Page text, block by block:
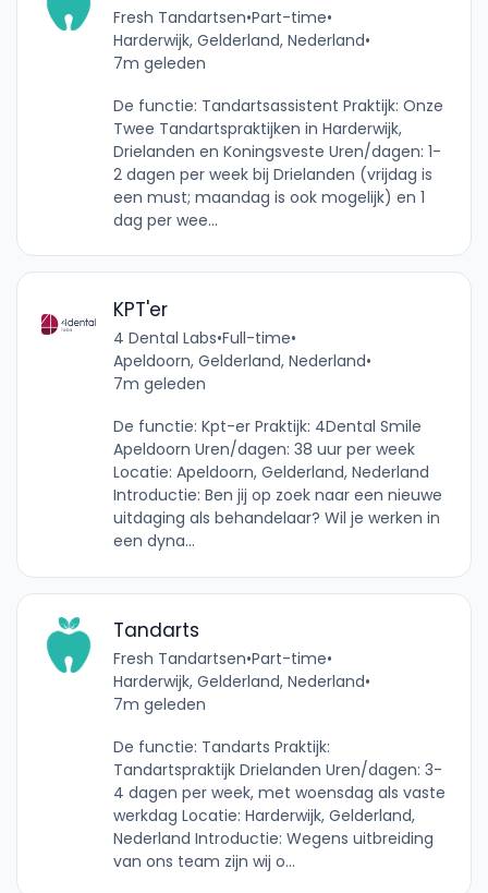
Fresh Tandartsen•Part-time•
Harderwijk, Gelderland, Nederland•
7m geleden
De functie: Tandartsassistent Praktijk: Onze
Twee Tandartspraktijken in Harderwijk,
Drielanden en Koningsveste Uren/dagen: 1-
2 dagen per week bij Drielanden (vrijdag is
een must; maandag is ook mogelijk) en 1
dag per wee...
KPT'er
4 Dental Labs•Full-time•
Apeldoorn, Gelderland, Nederland•
7m geleden
De functie: Kpt-er Praktijk: 4Dental Smile
Apeldoorn Uren/dagen: 38 uur per week
Locatie: Apeldoorn, Gelderland, Nederland
Introductie: Ben jij op zoek naar een nieuwe
uitdaging als behandelaar? Wil je werken in
een dyna...
Tandarts
Fresh Tandartsen•Part-time•
Harderwijk, Gelderland, Nederland•
7m geleden
De functie: Tandarts Praktijk:
Tandartspraktijk Drielanden Uren/dagen: 3-
4 dagen per week, met woensdag als vaste
werkdag Locatie: Harderwijk, Gelderland,
Nederland Introductie: Wegens uitbreiding
van ons team zijn wij o...